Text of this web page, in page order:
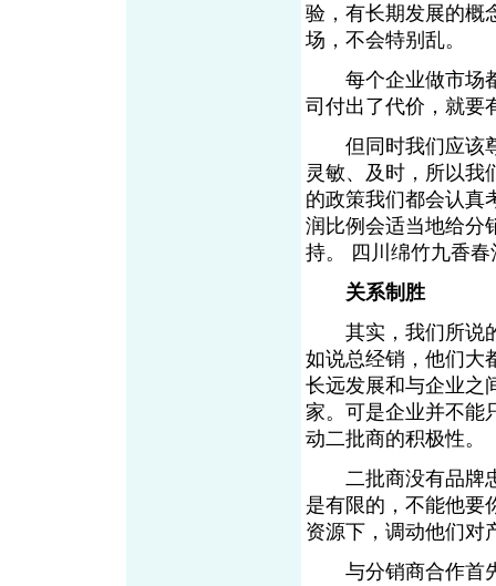
验，有长期发展的概
场，不会特别乱。
每个企业做市场都
司付出了代价，就要
但同时我们应该尊
灵敏、及时，所以我
的政策我们都会认真
润比例会适当地给分
持。 四川绵竹九香
关系制胜
其实，我们所说的
如说总经销，他们大
长远发展和与企业之
家。可是企业并不能
动二批商的积极性。
二批商没有品牌忠
是有限的，不能他要
资源下，调动他们对
与分销商合作首先